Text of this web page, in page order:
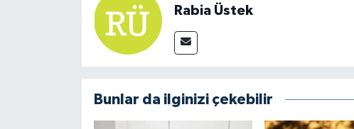
Rabia Üstek
Bunlar da ilginizi çekebilir